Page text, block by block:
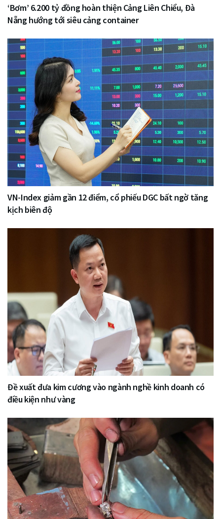
‘Bơm’ 6.200 tỷ đồng hoàn thiện Cảng Liên Chiểu, Đà
Nẵng hướng tới siêu cảng container
VN-Index giảm gần 12 điểm, cổ phiếu DGC bất ngờ tăng
kịch biên độ
Đề xuất đưa kim cương vào ngành nghề kinh doanh có
điều kiện như vàng